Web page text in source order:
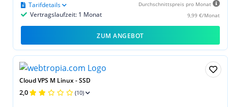
Durchschnittspreis pro Monat
9,99 €/Monat
Vertragslaufzeit: 1 Monat
Tarifdetails
ZUM ANGEBOT
Cloud VPS M Linux - SSD
2,0 (10)